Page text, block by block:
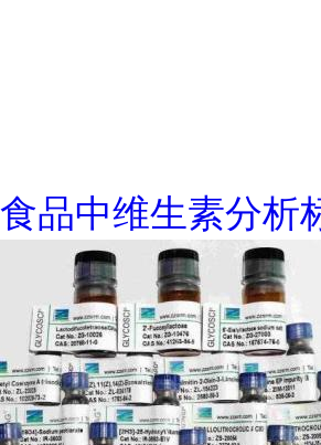
食品中维生素分析